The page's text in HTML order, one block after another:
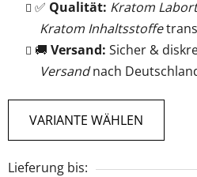
✅ Qualität: Kratom
Kratom Inhaltsstoffe
🚚 Versand: Sicher &
Versandnach
VARIANTE WÄHLEN
Lieferung bis: